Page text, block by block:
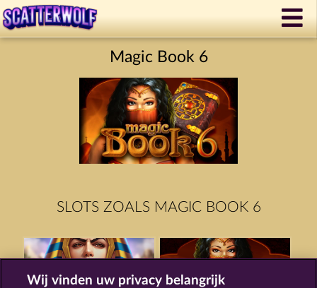
Magic Book 6
SLOTS ZOALS MAGIC BOOK 6
Wij vinden uw privacy belangrijk